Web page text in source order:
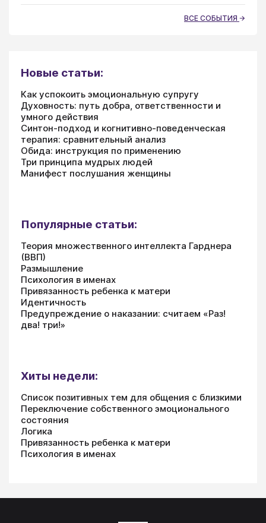
ВСЕ СОБЫТИЯ
Новые статьи:
Как успокоить эмоциональную супругу
Духовность: путь добра, ответственности и
умного действия
Синтон-подход и когнитивно-поведенческая
терапия: сравнительный анализ
Обида: инструкция по применению
Три принципа мудрых людей
Манифест послушания женщины
Популярные статьи:
Теория множественного интеллекта Гарднера
(ВВП)
Размышление
Психология в именах
Привязанность ребенка к матери
Идентичность
Предупреждение о наказании: считаем «Раз!
два! три!»
Хиты недели:
Список позитивных тем для общения с близкими
Переключение собственного эмоционального
состояния
Логика
Привязанность ребенка к матери
Психология в именах